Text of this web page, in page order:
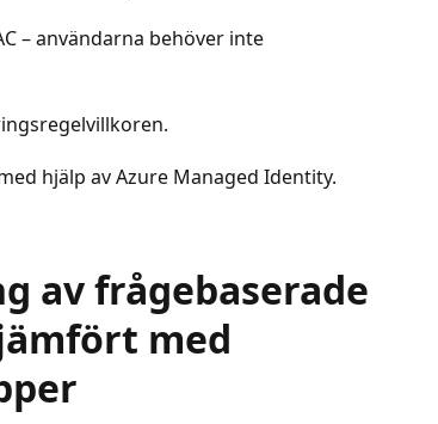
– användarna behöver inte
hjälp av Azure Managed Identity.
av frågebaserade
med